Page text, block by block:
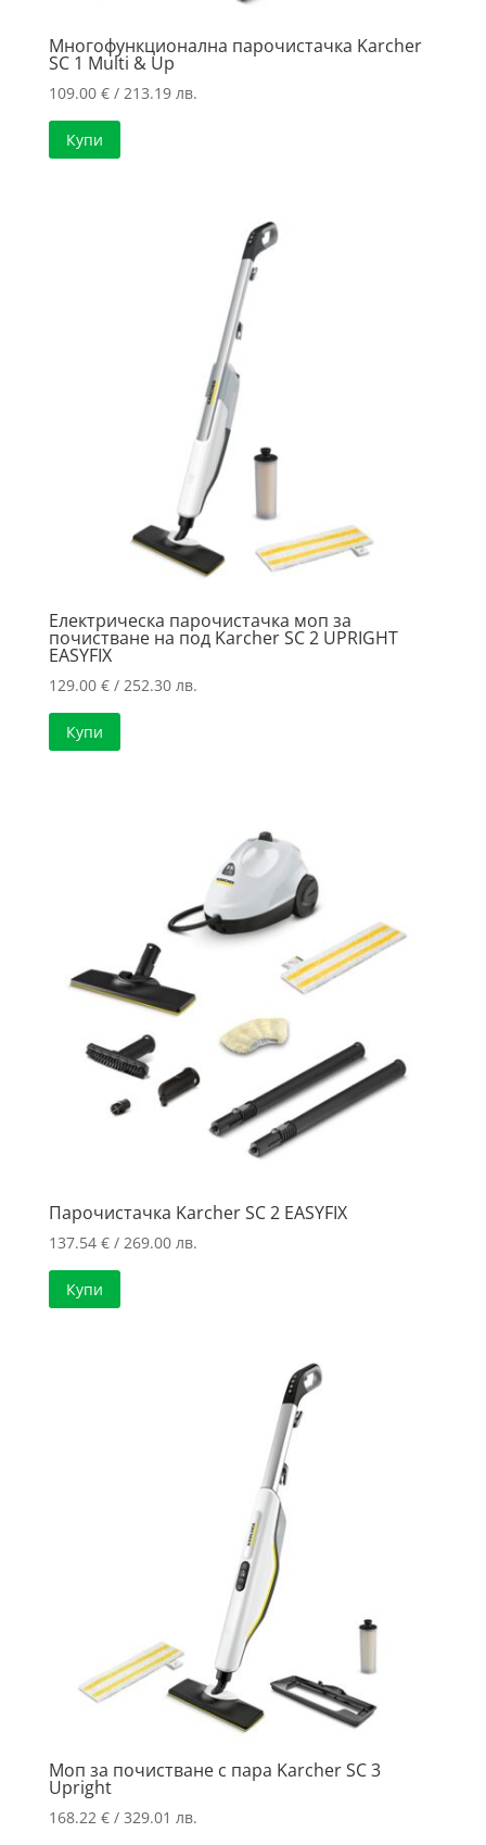
Многофункционална парочистачка Karcher
SC 1 Multi & Up
109.00 €/ 213.19 лв.
Купи
Електрическа парочистачка моп за
почистване на под Karcher SC 2 UPRIGHT
EASYFIX
129.00 €/ 252.30 лв.
Купи
Парочистачка Karcher SC 2 EASYFIX
137.54 €/ 269.00 лв.
Купи
Моп за почистване с пара Karcher SC 3
Upright
168.22 €/ 329.01 лв.